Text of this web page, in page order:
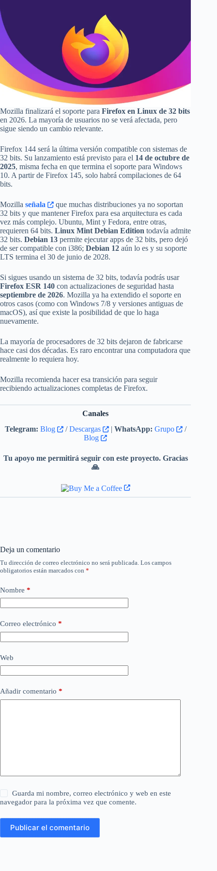
Mozilla finalizará el soporte para Firefox en Linux de 32 bits
en 2026. La mayoría de usuarios no se verá afectada, pero
sigue siendo un cambio relevante.
Firefox 144 será la última versión compatible con sistemas de
32 bits. Su lanzamiento está previsto para el 14 de octubre de
2025, misma fecha en que termina el soporte para Windows
10. A partir de Firefox 145, solo habrá compilaciones de 64
bits.
Mozilla señala
que muchas distribuciones ya no soportan
32 bits y que mantener Firefox para esa arquitectura es cada
vez más complejo. Ubuntu, Mint y Fedora, entre otras,
requieren 64 bits. Linux Mint Debian Edition todavía admite
32 bits. Debian 13 permite ejecutar apps de 32 bits, pero dejó
de ser compatible con i386; Debian 12 aún lo es y su soporte
LTS termina el 30 de junio de 2028.
Si sigues usando un sistema de 32 bits, todavía podrás usar
Firefox ESR 140 con actualizaciones de seguridad hasta
septiembre de 2026. Mozilla ya ha extendido el soporte en
otros casos (como con Windows 7/8 y versiones antiguas de
macOS), así que existe la posibilidad de que lo haga
nuevamente.
La mayoría de procesadores de 32 bits dejaron de fabricarse
hace casi dos décadas. Es raro encontrar una computadora que
realmente lo requiera hoy.
Mozilla recomienda hacer esa transición para seguir
recibiendo actualizaciones completas de Firefox.
Canales
Telegram: Blog /Descargas | WhatsApp: Grupo
/
Blog
Tu apoyo me permitirá seguir con este proyecto. Gracias
🙏
Deja un comentario
Tu dirección de correo electrónico no será publicada. Los campos
obligatorios están marcados con *
Nombre *
Correo electrónico *
Web
Añadir comentario *
Guarda mi nombre, correo electrónico y web en este
navegador para la próxima vez que comente.
Publicar el comentario